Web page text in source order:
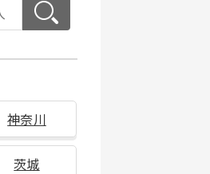
神奈川
茨城